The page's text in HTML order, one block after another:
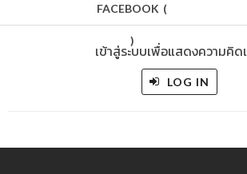
FACEBOOK (
)
เข้าสู่ระบบเพื่อแสดงความคิด
LOG IN